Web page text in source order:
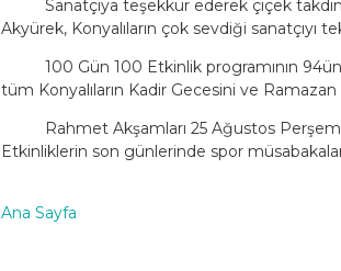
Sanatçıya teşekkür ederek çiçek
Akyürek, Konyalıların çok sevdiği sanatçıyı
100 Gün 100 Etkinlik programının
tüm Konyalıların Kadir Gecesini ve Ramazan
Rahmet Akşamları 25 Ağustos
Etkinliklerin son günlerinde spor
Ana Sayfa